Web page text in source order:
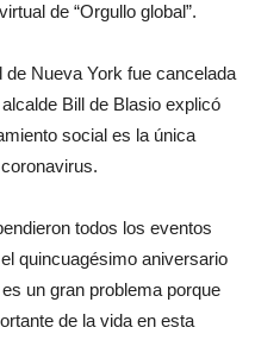
de “Orgullo global”.
Nueva York fue cancelada
Bill de Blasio explicó
social es la única
todos los eventos
quincuagésimo aniversario
un gran problema porque
de la vida en esta